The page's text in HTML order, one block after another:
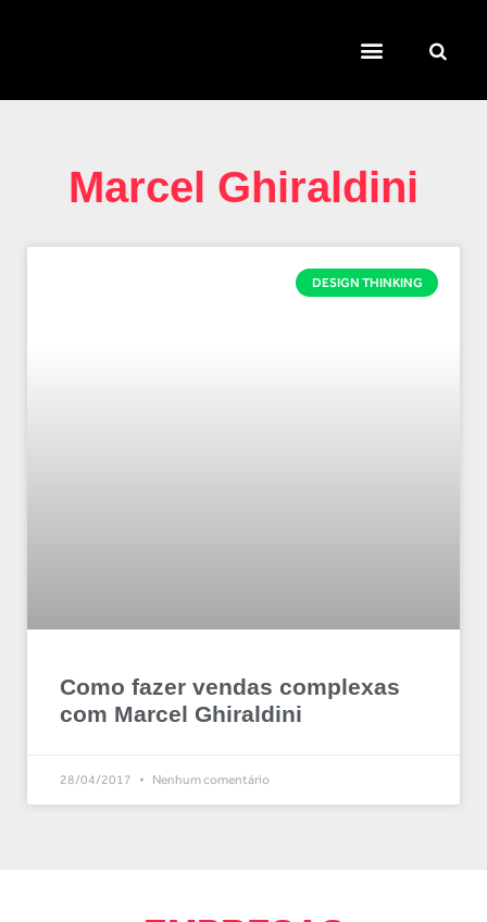
Marcel Ghiraldini
DESIGN THINKING
Como fazer vendas complexas
com Marcel Ghiraldini
28/04/2017 Nenhum comentário